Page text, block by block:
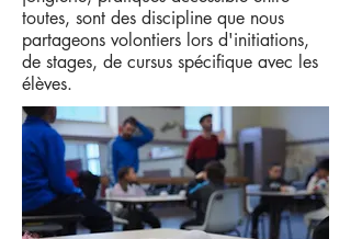
toutes, sont des discipline que nous
partageons volontiers lors d'initiations,
de stages, de cursus spécifique avec les
élèves.